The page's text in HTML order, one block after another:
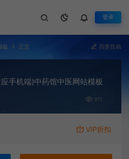
登录
板 正文 我要投稿
手机端)中药馆中医网站模板
917
VIP折扣